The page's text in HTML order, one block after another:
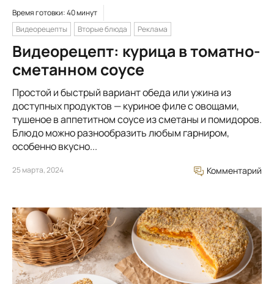
Время готовки: 40 минут
Видеорецепты
Вторые блюда Реклама
Видеорецепт: курица в томатно-
сметанном соусе
Простой и быстрый вариант обеда или ужина из
доступных продуктов — куриное филе с овощами,
тушеное в аппетитном соусе из сметаны и помидоров.
Блюдо можно разнообразить любым гарниром,
особенно вкусно...
25 марта, 2024 Комментарий